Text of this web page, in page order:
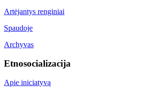
Artėjantys renginiai
Spaudoje
Archyvas
Etnosocializacija
Apie iniciatyvą